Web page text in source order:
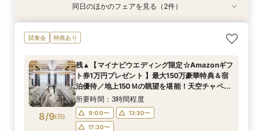
特典あり
8/8(土)
【ドレス1着プレゼント】地上150mチャペルで叶
う憧れ花嫁体験
9:00〜
13:00〜
17:30〜
フェアを予約
特典あり
8/8(土)
【2名～少人数婚】大阪駅直結◆地上150mの絶
景×美食で叶える上質プライベートウエディング
9:00〜
13:00〜
17:30〜
フェアを予約
同日のほかのフェアを見る（2件）
試食会 特典あり
8/9(日)
残▲【マイナビウエディング限定☆Amazonギフ
ト券1万円プレゼント 】最大150万豪華特典＆宿
泊優待／地上150Ｍの眺望を堪能！天空チャペル
で感動挙式&上質貸切体験*BIGフェア
所要時間：3時間程度
9:00〜
13:30〜
17:30〜